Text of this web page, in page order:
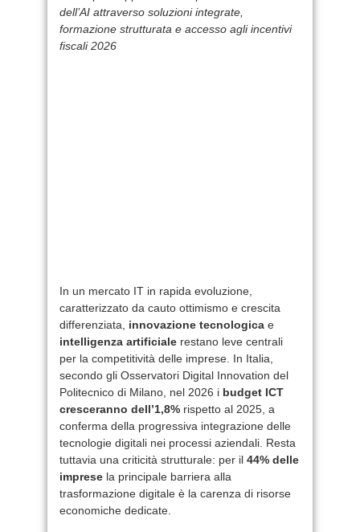
dell’AI attraverso soluzioni integrate,
formazione strutturata e accesso agli incentivi
fiscali 2026
In un mercato IT in rapida evoluzione,
caratterizzato da cauto ottimismo e crescita
differenziata, innovazione tecnologica e
intelligenza artificiale restano leve centrali
per la competitività delle imprese. In Italia,
secondo gli Osservatori Digital Innovation del
Politecnico di Milano, nel 2026 i budget ICT
cresceranno dell’1,8% rispetto al 2025, a
conferma della progressiva integrazione delle
tecnologie digitali nei processi aziendali. Resta
tuttavia una criticità strutturale: per il 44% delle
imprese la principale barriera alla
trasformazione digitale è la carenza di risorse
economiche dedicate.